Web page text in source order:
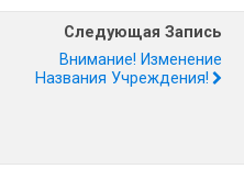
Следующая Запись
Внимание! Изменение
Названия Учреждения!